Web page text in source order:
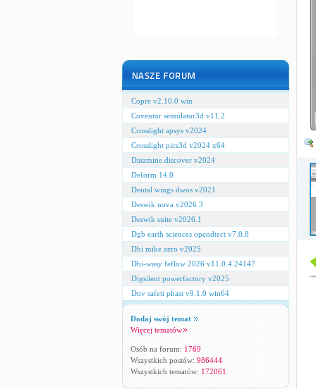
Copre v2.10.0 win
Coventor semulator3d v11.2
Crosslight apsys v2024
Crosslight pics3d v2024 x64
Datamine.discover v2024
Deform 14.0
Dental wings dwos v2021
Deswik nova v2026.3
Deswik suite v2026.1
Dgb earth sciences opendtect v7.0.8
Dhi mike zero v2025
Dhi-wasy feflow 2026 v11.0.4.24147
Digsilent powerfactory v2025
Dnv safeti phast v9.1.0 win64
Dodaj swój temat
Więcej tematów
Osób na forum: 1769
Wszystkich postów: 986444
Wszystkich tematów: 172061